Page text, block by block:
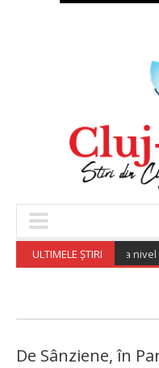
ULTIMELE ȘTIRI
de muncă vacante la nivel
De Sânziene, în